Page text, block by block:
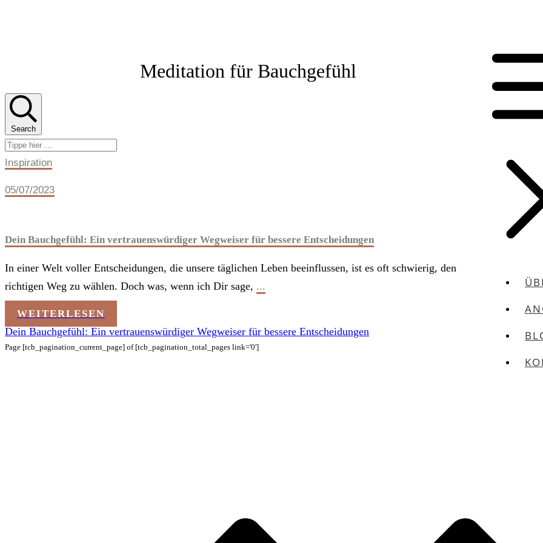
Meditation für Bauchgefühl
Search
Inspiration
05/07/2023
Dein Bauchgefühl: Ein vertrauenswürdiger Wegweiser für bessere Entscheidungen
In einer Welt voller Entscheidungen, die unsere täglichen Leben beeinflussen, ist es oft schwierig, den
richtigen Weg zu wählen. Doch was, wenn ich Dir sage, ...
WEITERLESEN
Dein Bauchgefühl: Ein vertrauenswürdiger Wegweiser für bessere Entscheidungen
Page [tcb_pagination_current_page] of [tcb_pagination_total_pages link='0']